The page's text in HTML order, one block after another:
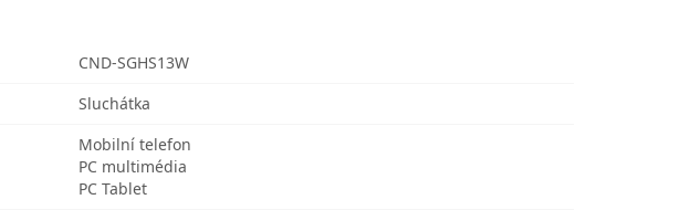
CND-SGHS13W
Sluchátka
Mobilní telefon
PC multimédia
PC Tablet